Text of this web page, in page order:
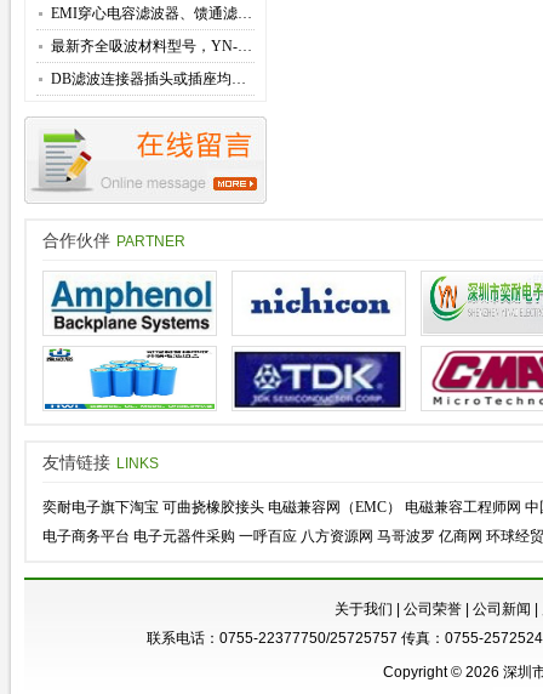
EMI穿心电容滤波器、馈通滤…
最新齐全吸波材料型号，YN-…
DB滤波连接器插头或插座均…
合作伙伴 PARTNER
友情链接 LINKS
奕耐电子旗下淘宝 可曲挠橡胶接头 电磁兼容网（EMC） 电磁兼容工程师网 中
电子商务平台 电子元器件采购 一呼百应 八方资源网 马哥波罗 亿商网 环球经
关于我们 |公司荣誉 |公司新闻
联系电话：0755-22377750/25725757 传真：0755-
Copyright © 2026 深圳